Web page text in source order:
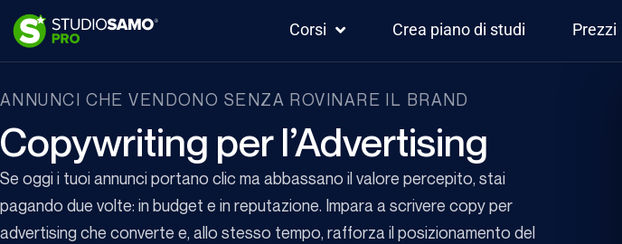
Corsi Crea piano di studi Prezzi
ANNUNCI CHE VENDONO SENZA ROVINARE IL BRAND
Copywriting per l’Advertising
Se oggi i tuoi annunci portano clic ma abbassano il valore percepito, stai
pagando due volte: in budget e in reputazione. Impara a scrivere copy per
advertising che converte e, allo stesso tempo, rafforza il posizionamento del